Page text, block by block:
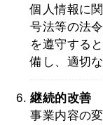
個人情報に
号法等の法
を遵守する
備し、適切
継続的改善
事業内容の